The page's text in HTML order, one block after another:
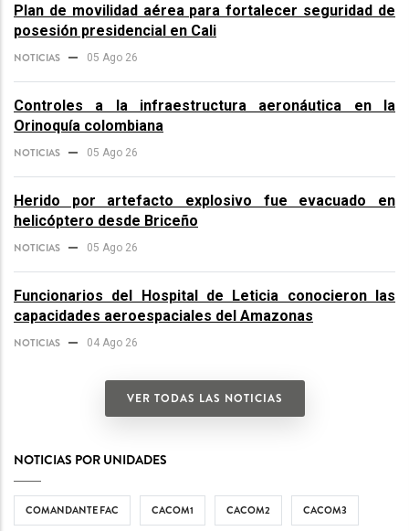
Plan de movilidad aérea para fortalecer seguridad de
posesión presidencial en Cali
NOTICIAS 05 Ago 26
Controles a la infraestructura aeronáutica en la
Orinoquía colombiana
NOTICIAS 05 Ago 26
Herido por artefacto explosivo fue evacuado en
helicóptero desde Briceño
NOTICIAS 05 Ago 26
Funcionarios del Hospital de Leticia conocieron las
capacidades aeroespaciales del Amazonas
NOTICIAS 04 Ago 26
VER TODAS LAS NOTICIAS
NOTICIAS POR UNIDADES
COMANDANTE FAC CACOM1 CACOM2 CACOM3